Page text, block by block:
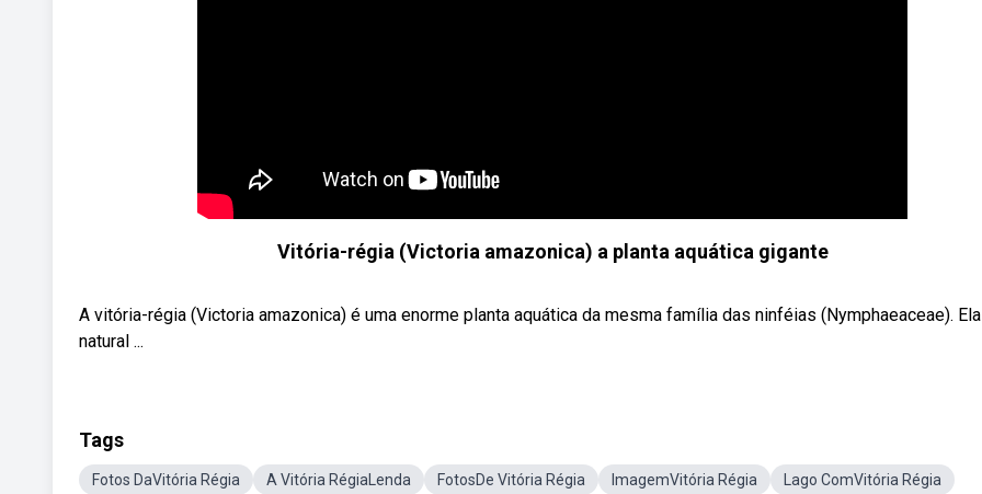
Vitória-régia (Victoria amazonica) a planta aquática gigante
A vitória-régia (Victoria amazonica) é uma enorme planta aquática da mesma família das ninféias (Nymphaeaceae).
natural ...
Tags
Fotos DaVitória Régia A Vitória RégiaLenda FotosDe Vitória Régia ImagemVitória Régia
Lago ComVitória Régia